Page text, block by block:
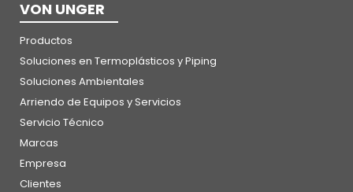
VON UNGER
Productos
Soluciones en Termoplásticos y Piping
Soluciones Ambientales
Arriendo de Equipos y Servicios
Servicio Técnico
Marcas
Empresa
Clientes